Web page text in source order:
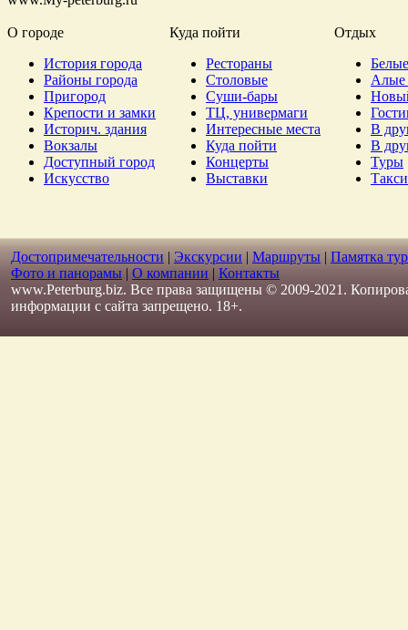
О городе Куда пойти
Отдых
История города
Районы города
Пригород
Крепости и замки
Историч. здания
Вокзалы
Доступный город
Искусство
Рестораны
Столовые
Суши-бары
ТЦ, универмаги
Интересные места
Куда пойти
Концерты
Выставки
Алые
В
В
Туры
Такси
Достопримечательности | Экскурсии | Маршруты | Памятка
Фото и панорамы | О компании | Контакты
www.Peterburg.biz. Все права защищены © 2009-2021.
информации с сайта запрещено. 18+.